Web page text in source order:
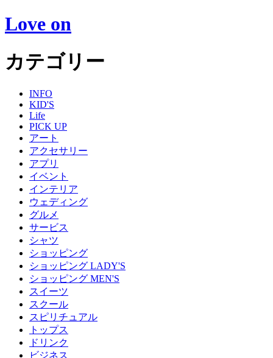
Love on
カテゴリー
INFO
KID'S
Life
PICK UP
アート
アクセサリー
アプリ
イベント
インテリア
ウェディング
グルメ
サービス
シャツ
ショッピング
ショッピング LADY'S
ショッピング MEN'S
スイーツ
スクール
スピリチュアル
トップス
ドリンク
ビジネス